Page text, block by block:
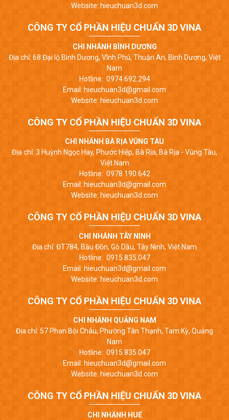
Website: hieuchuan3d.com
CÔNG TY CỔ PHẦN HIỆU CHUẨN 3D VINA
CHI NHÁNH BÌNH DƯƠNG
Địa chỉ: 68 Đại lộ Bình Dương, Vĩnh Phú, Thuận An, Bình Dương, Việt
Nam
Hotline: 0974.692.294
Email: hieuchuan3d@gmail.com
Website: hieuchuan3d.com
CÔNG TY CỔ PHẦN HIỆU CHUẨN 3D VINA
CHI NHÁNH BÀ RỊA VŨNG TÀU
Địa chỉ: 3 Huỳnh Ngọc Hay, Phước Hiệp, Bà Rịa, Bà Rịa - Vũng Tàu,
Việt Nam
Hotline: 0978.190.642
Email: hieuchuan3d@gmail.com
Website: hieuchuan3d.com
CÔNG TY CỔ PHẦN HIỆU CHUẨN 3D VINA
CHI NHÁNH TÂY NINH
Địa chỉ: ĐT784, Bầu Đồn, Gò Dầu, Tây Ninh, Việt Nam
Hotline: 0915.835.047
Email: hieuchuan3d@gmail.com
Website: hieuchuan3d.com
CÔNG TY CỔ PHẦN HIỆU CHUẨN 3D VINA
CHI NHÁNH QUẢNG NAM
Địa chỉ: 57 Phan Bội Châu, Phường Tân Thạnh, Tam Kỳ, Quảng
Nam
Hotline: 0915.835.047
Email: hieuchuan3d@gmail.com
Website: hieuchuan3d.com
CÔNG TY CỔ PHẦN HIỆU CHUẨN 3D VINA
CHI NHÁNH HUẾ